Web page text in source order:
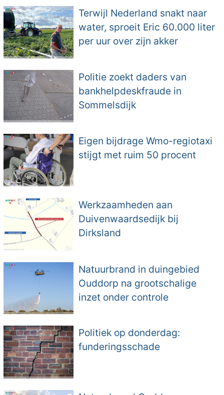
Terwijl Nederland snakt naar
water, sproeit Eric 60.000 liter
per uur over zijn akker
Politie zoekt daders van
bankhelpdeskfraude in
Sommelsdijk
Eigen bijdrage Wmo-regiotaxi
stijgt met ruim 50 procent
Werkzaamheden aan
Duivenwaardsedijk bij
Dirksland
Natuurbrand in duingebied
Ouddorp na grootschalige
inzet onder controle
Politiek op donderdag:
funderingsschade